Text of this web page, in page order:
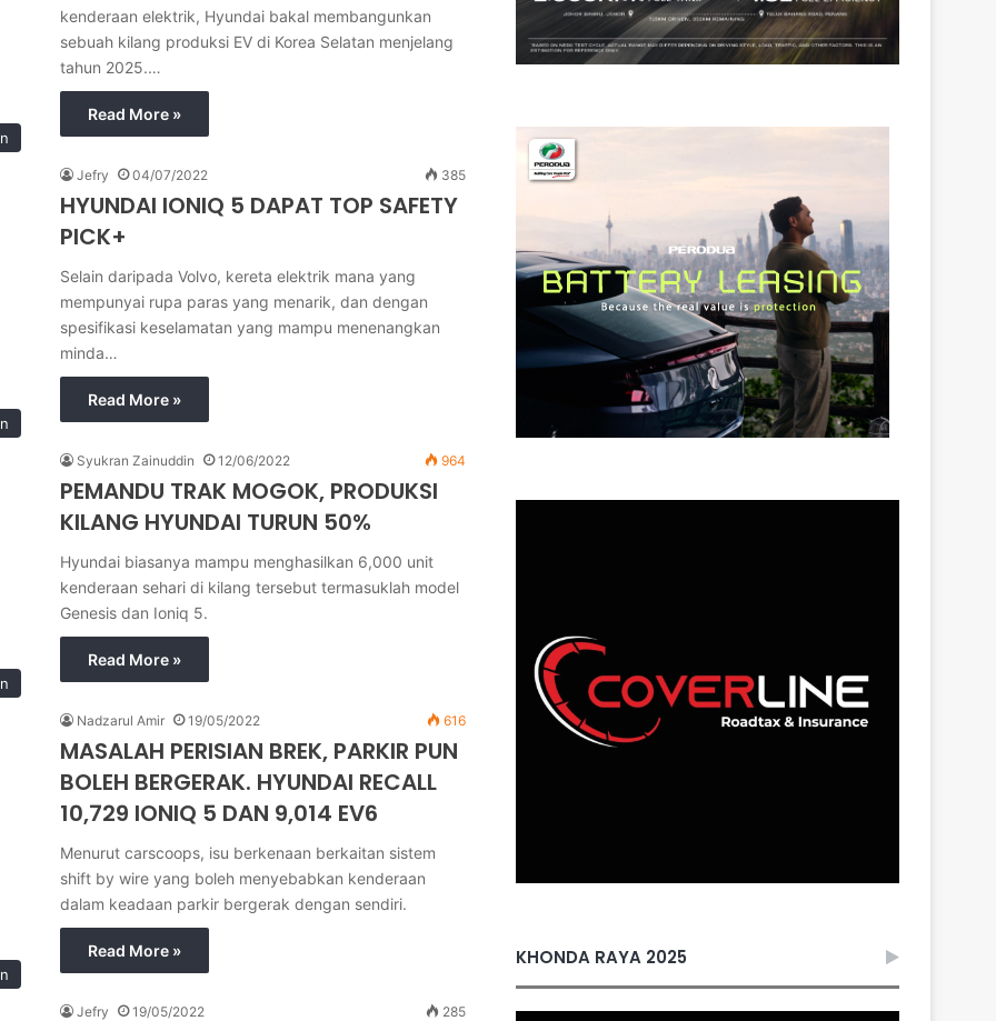
kenderaan elektrik, Hyundai bakal membangunkan
sebuah kilang produksi EV di Korea Selatan menjelang
tahun 2025.…
Read More »
Jefry 04/07/2022 385
HYUNDAI IONIQ 5 DAPAT TOP SAFETY
PICK+
Selain daripada Volvo, kereta elektrik mana yang
mempunyai rupa paras yang menarik, dan dengan
spesifikasi keselamatan yang mampu menenangkan
minda…
Read More »
Syukran Zainuddin 12/06/2022 964
PEMANDU TRAK MOGOK, PRODUKSI
KILANG HYUNDAI TURUN 50%
Hyundai biasanya mampu menghasilkan 6,000 unit
kenderaan sehari di kilang tersebut termasuklah model
Genesis dan Ioniq 5.
Read More »
Nadzarul Amir 19/05/2022 616
MASALAH PERISIAN BREK, PARKIR PUN
BOLEH BERGERAK. HYUNDAI RECALL
10,729 IONIQ 5 DAN 9,014 EV6
Menurut carscoops, isu berkenaan berkaitan sistem
shift by wire yang boleh menyebabkan kenderaan
dalam keadaan parkir bergerak dengan sendiri.
Read More »
Jefry 19/05/2022 285
KHONDA RAYA 2025